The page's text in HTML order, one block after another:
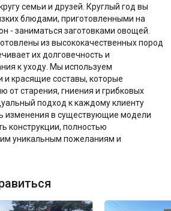
семьи и друзей. Круглый год вы
блюдами, приготовленными на
- заниматься заготовками овощей.
из высококачественных пород
их долговечность и
к уходу. Мы используем
и красящие составы, которые
от старения, гниения и грибковых
подход к каждому клиенту
изменения в существующие модели
конструкции, полностью
уникальным пожеланиям и